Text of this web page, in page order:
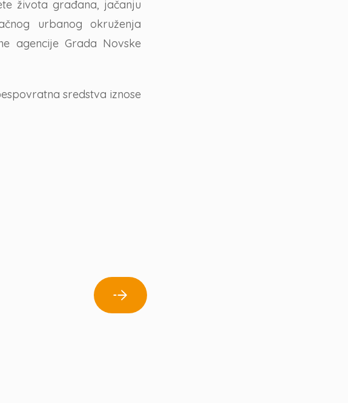
života građana, jačanju
urbanog okruženja
agencije Grada Novske
sredstva iznose